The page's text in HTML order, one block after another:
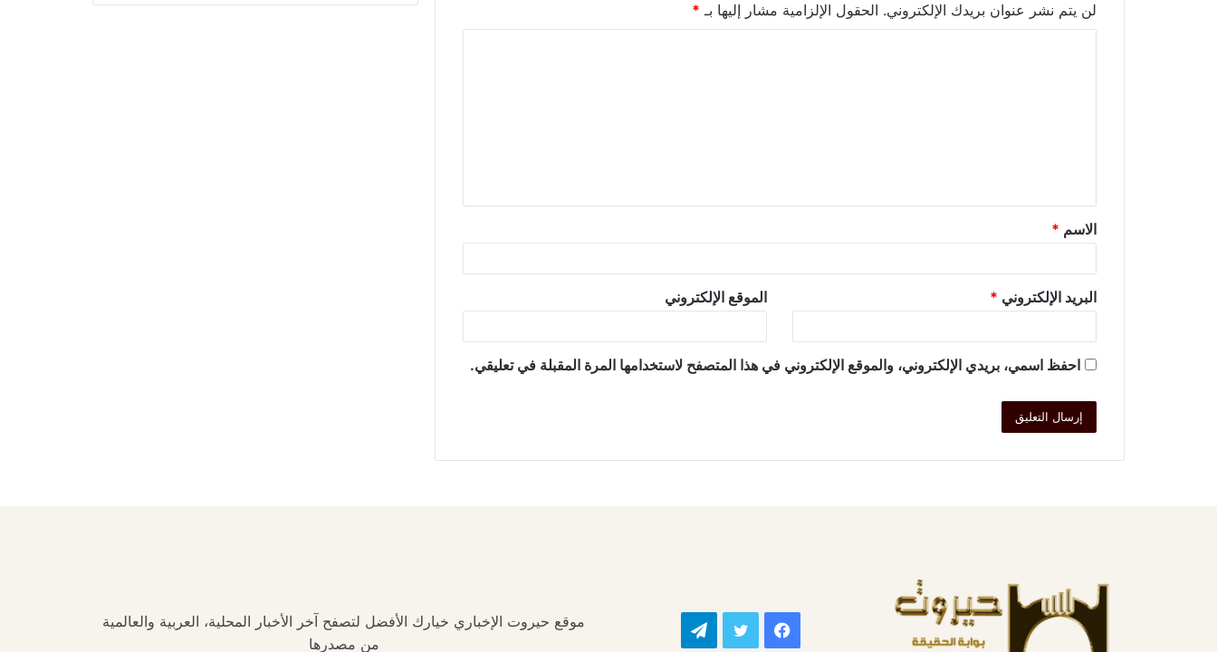
لن يتم نشر عنوان بريدك الإلكتروني. الحقول الإلزامية مشار إليها بـ *
الاسم *
البريد الإلكتروني * الموقع الإلكتروني
احفظ اسمي، بريدي الإلكتروني، والموقع الإلكتروني في هذا المتصفح لاستخدامها المرة المقبلة في تعليقي.
فيسبوك تويتر تيلقرام
موقع حيروت الإخباري خيارك الأفضل لتصفح آخر الأخبار المحلية، العربية والعالمية
من مصدرها